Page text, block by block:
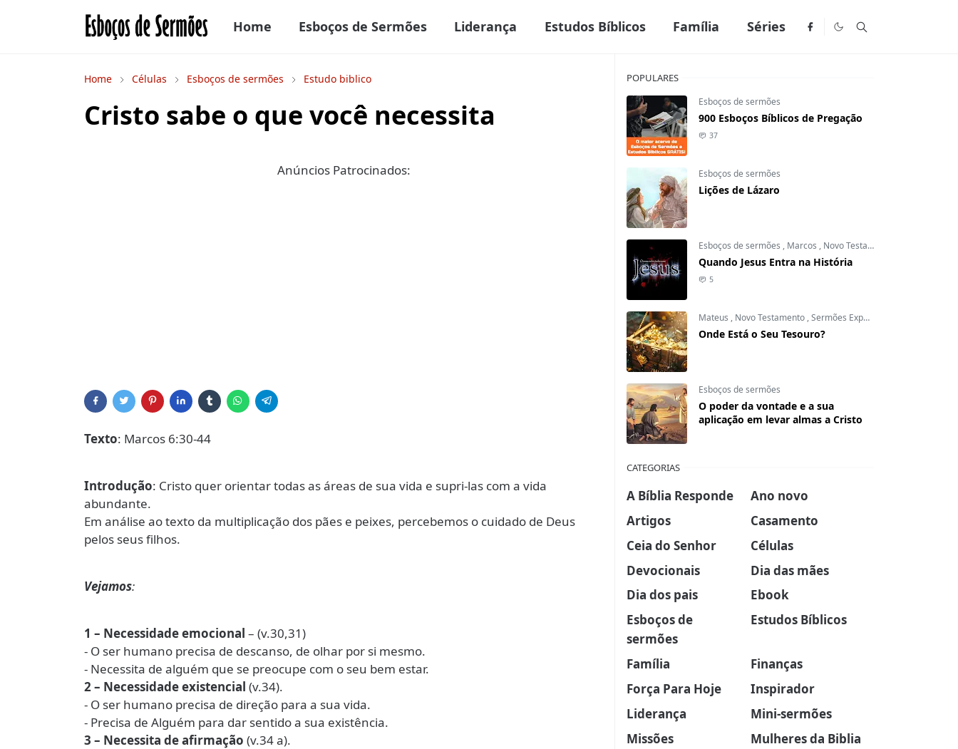
Home Esboços de Sermões Liderança Estudos Bíblicos Família Séries
Home Células Esboços de sermões Estudo biblico
Cristo sabe o que você necessita
Anúncios Patrocinados:
Texto: Marcos 6:30-44
Introdução: Cristo quer orientar todas as áreas de sua vida e supri-las com a vida
abundante.
Em análise ao texto da multiplicação dos pães e peixes, percebemos o cuidado de Deus
pelos seus filhos.
Vejamos:
1 – Necessidade emocional – (v.30,31)
- O ser humano precisa de descanso, de olhar por si mesmo.
- Necessita de alguém que se preocupe com o seu bem estar.
2 – Necessidade existencial (v.34).
- O ser humano precisa de direção para a sua vida.
- Precisa de Alguém para dar sentido a sua existência.
3 – Necessita de afirmação (v.34 a).
POPULARES
Esboços de sermões
900 Esboços Bíblicos de Pregação
37
Esboços de sermões
Lições de Lázaro
Esboços de sermões , Marcos , Novo Testamento
Quando Jesus Entra na História
5
Mateus , Novo Testamento ,Sermões Expositivos
Onde Está o Seu Tesouro?
Esboços de sermões
O poder da vontade e a sua
aplicação em levar almas a Cristo
CATEGORIAS
A Bíblia Responde
Ano novo
Artigos
Casamento
Ceia do Senhor
Células
Devocionais
Dia das mães
Dia dos pais
Ebook
Esboços de
sermões
Estudos Bíblicos
Família
Finanças
Força Para Hoje
Inspirador
Liderança
Mini-sermões
Missões
Mulheres da Biblia